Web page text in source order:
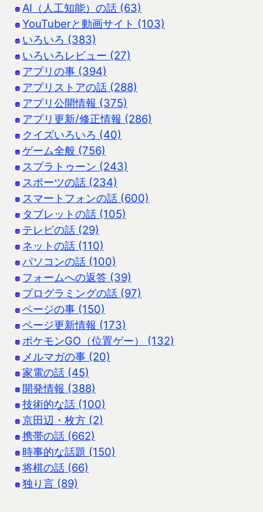
AI（人工知能）の話 (63)
YouTuberと動画サイト (103)
いろいろ (383)
いろいろレビュー (27)
アプリの事 (394)
アプリストアの話 (288)
アプリ公開情報 (375)
アプリ更新/修正情報 (286)
クイズいろいろ (40)
ゲーム全般 (756)
スプラトゥーン (243)
スポーツの話 (234)
スマートフォンの話 (600)
タブレットの話 (105)
テレビの話 (29)
ネットの話 (110)
パソコンの話 (100)
フォームへの返答 (39)
プログラミングの話 (97)
ページの事 (150)
ページ更新情報 (173)
ポケモンGO（位置ゲー） (132)
メルマガの事 (20)
家電の話 (45)
開発情報 (388)
技術的な話 (100)
京田辺・枚方 (2)
携帯の話 (662)
時事的な話題 (150)
将棋の話 (66)
独り言 (89)